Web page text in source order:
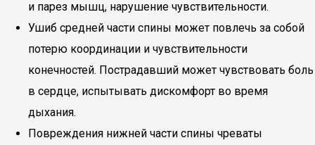
и парез мышц, нарушение чувствительности.
Ушиб средней части спины может повлечь за собой
потерю координации и чувствительности
конечностей. Пострадавший может чувствовать боль
в сердце, испытывать дискомфорт во время
дыхания.
Повреждения нижней части спины чреваты